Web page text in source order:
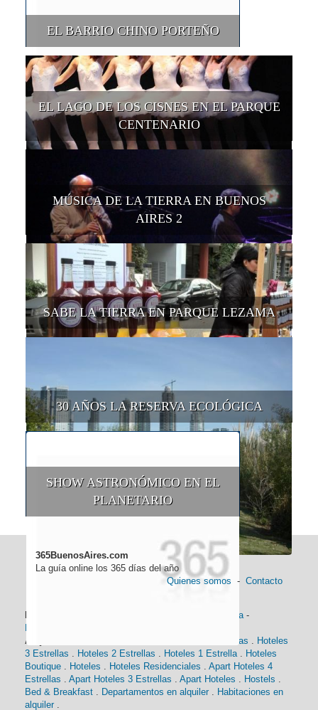
EL BARRIO CHINO PORTEÑO
EL LAGO DE LOS CISNES EN EL PARQUE
CENTENARIO
MÚSICA DE LA TIERRA EN BUENOS
AIRES 2
SABE LA TIERRA EN PARQUE LEZAMA
30 AÑOS LA RESERVA ECOLÓGICA
SHOW ASTRONÓMICO EN EL
PLANETARIO
365BuenosAires.com
La guía online los 365 días del año
Quienes somos - Contacto
Información general: Historia -
Distancias
Alojamiento:
Hoteles 4 Estrellas
Hoteles
3 Estrellas
Hoteles 2 Estrellas Hoteles 1 Estrella
Hoteles
Boutique
Hoteles Hoteles Residenciales
Apart Hoteles 4
Estrellas
Apart Hoteles 3 Estrellas Apart Hoteles Hostels
Bed & Breakfast
Departamentos en alquiler
Habitaciones en
alquiler